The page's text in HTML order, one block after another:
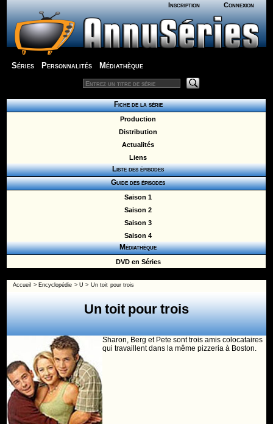
Inscription Connexion
Séries Personnalités Médiathèque
Fiche de la série
Production
Distribution
Actualités
Liens
Liste des épisodes
Guide des épisodes
Saison 1
Saison 2
Saison 3
Saison 4
Médiathèque
DVD en Séries
Accueil > Encyclopédie >U > Un toit pour trois
Un toit pour trois
Sharon, Berg et Pete sont trois amis colocataires
qui travaillent dans la même pizzeria à Boston.